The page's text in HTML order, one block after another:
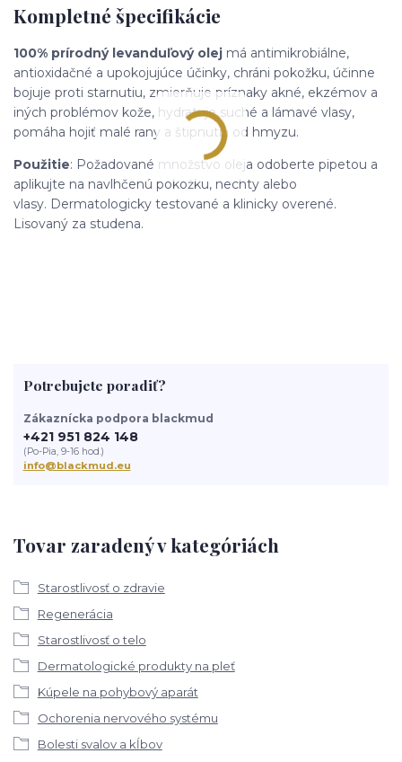
Kompletné špecifikácie
100% prírodný levanduľový olej má antimikrobiálne,
antioxidačné a upokojujúce účinky, chráni pokožku, účinne
bojuje proti starnutiu, zmierňuje príznaky akné, ekzémov a
iných problémov kože, hydratuje suché a lámavé vlasy,
pomáha hojiť malé rany a štipnutia od hmyzu.
Použitie: Požadované množstvo oleja odoberte pipetou a
aplikujte na navlhčenú pokožku, nechty alebo
vlasy. Dermatologicky testované a klinicky overené.
Lisovaný za studena.
Tovar zaradený v kategóriách
Starostlivosť o zdravie
Regenerácia
Starostlivosť o telo
Dermatologické produkty na pleť
Kúpele na pohybový aparát
Ochorenia nervového systému
Bolesti svalov a kĺbov
Potrebujete poradiť?
Zákaznícka podpora blackmud
+421 951 824 148
(Po-Pia, 9-16 hod.)
info@blackmud.eu